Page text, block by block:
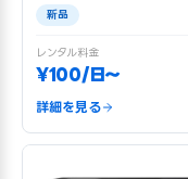
新品
レンタル料金
¥100/日〜
詳細を見る